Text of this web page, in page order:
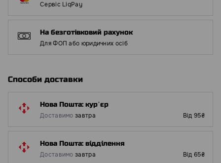
Сервіс LiqPay
На безготівковий рахунок
Для ФОП або юридичних осіб
Способи доставки
Нова Пошта: курʼєр
Доставимо завтра Від 95₴
Нова Пошта: відділення
Доставимо завтра Від 65₴